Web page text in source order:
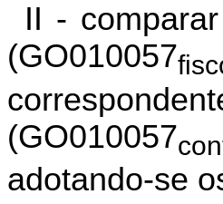
II -
(GO010057
(GO010057
adotando-se